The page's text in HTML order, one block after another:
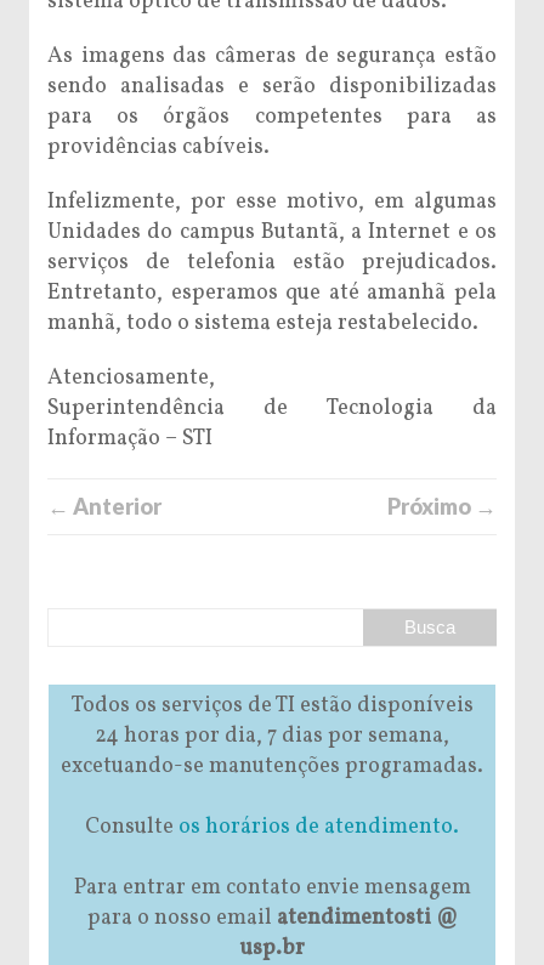
As imagens das câmeras de segurança estão
sendo analisadas e serão disponibilizadas
para os órgãos competentes para as
providências cabíveis.
Infelizmente, por esse motivo, em algumas
Unidades do campus Butantã, a Internet e os
serviços de telefonia estão prejudicados.
Entretanto, esperamos que até amanhã pela
manhã, todo o sistema esteja restabelecido.
Atenciosamente,
Superintendência de Tecnologia da
Informação – STI
← Anterior Próximo →
Todos os serviços de TI estão disponíveis
24 horas por dia, 7 dias por semana,
excetuando-se manutenções programadas.
Consulte os horários de atendimento.
Para entrar em contato envie mensagem
para o nosso email atendimentosti @
usp.br